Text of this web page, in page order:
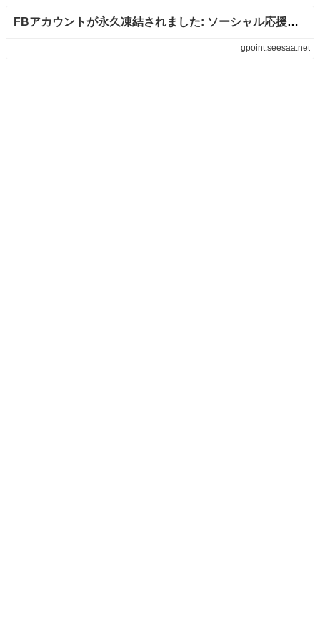
FBアカウントが永久凍結されました: ソーシャル応援日記2019 -2026 スモールビジネスと個人起業
gpoint.seesaa.net